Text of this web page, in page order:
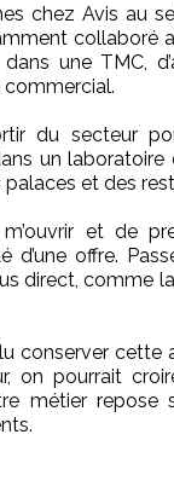
chez Avis au
collaboré
une TMC,
commercial.
du secteur
un
et des
et de
offre.
direct, comme
conserver cette
on pourrait
métier repose